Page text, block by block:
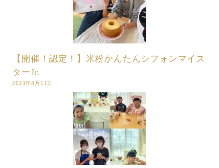
【開催！認定！】米粉かんたんシフォンマイス
ターJr.
2023年8月11日